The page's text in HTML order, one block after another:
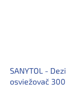
SANYTOL -
osviežovač